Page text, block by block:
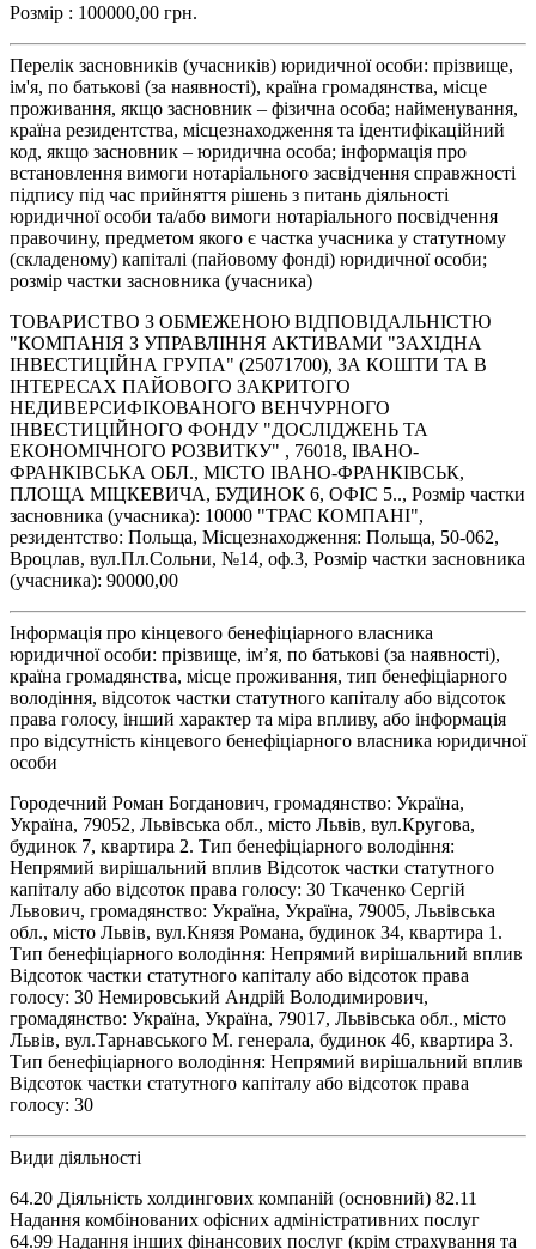
Розмір : 100000,00 грн.
Перелік засновників (учасників) юридичної особи: прізвище,
ім'я, по батькові (за наявності), країна громадянства, місце
проживання, якщо засновник – фізична особа; найменування,
країна резидентства, місцезнаходження та ідентифікаційний
код, якщо засновник – юридична особа; інформація про
встановлення вимоги нотаріального засвідчення справжності
підпису під час прийняття рішень з питань діяльності
юридичної особи та/або вимоги нотаріального посвідчення
правочину, предметом якого є частка учасника у статутному
(складеному) капіталі (пайовому фонді) юридичної особи;
розмір частки засновника (учасника)
ТОВАРИСТВО З ОБМЕЖЕНОЮ ВІДПОВІДАЛЬНІСТЮ
"КОМПАНІЯ З УПРАВЛІННЯ АКТИВАМИ "ЗАХІДНА
ІНВЕСТИЦІЙНА ГРУПА" (25071700), ЗА КОШТИ ТА В
ІНТЕРЕСАХ ПАЙОВОГО ЗАКРИТОГО
НЕДИВЕРСИФІКОВАНОГО ВЕНЧУРНОГО
ІНВЕСТИЦІЙНОГО ФОНДУ "ДОСЛІДЖЕНЬ ТА
ЕКОНОМІЧНОГО РОЗВИТКУ" , 76018, ІВАНО-
ФРАНКІВСЬКА ОБЛ., МІСТО ІВАНО-ФРАНКІВСЬК,
ПЛОЩА МІЦКЕВИЧА, БУДИНОК 6, ОФІС 5.., Розмір частки
засновника (учасника): 10000 "ТРАС КОМПАНІ",
резидентство: Польща, Місцезнаходження: Польща, 50-062,
Вроцлав, вул.Пл.Сольни, №14, оф.3, Розмір частки засновника
(учасника): 90000,00
Інформація про кінцевого бенефіціарного власника
юридичної особи: прізвище, ім’я, по батькові (за наявності),
країна громадянства, місце проживання, тип бенефіціарного
володіння, відсоток частки статутного капіталу або відсоток
права голосу, інший характер та міра впливу, або інформація
про відсутність кінцевого бенефіціарного власника юридичної
особи
Городечний Роман Богданович, громадянство: Україна,
Україна, 79052, Львівська обл., місто Львів, вул.Кругова,
будинок 7, квартира 2. Тип бенефіціарного володіння:
Непрямий вирішальний вплив Відсоток частки статутного
капіталу або відсоток права голосу: 30 Ткаченко Сергій
Львович, громадянство: Україна, Україна, 79005, Львівська
обл., місто Львів, вул.Князя Романа, будинок 34, квартира 1.
Тип бенефіціарного володіння: Непрямий вирішальний вплив
Відсоток частки статутного капіталу або відсоток права
голосу: 30 Немировський Андрій Володимирович,
громадянство: Україна, Україна, 79017, Львівська обл., місто
Львів, вул.Тарнавського М. генерала, будинок 46, квартира 3.
Тип бенефіціарного володіння: Непрямий вирішальний вплив
Відсоток частки статутного капіталу або відсоток права
голосу: 30
Види діяльності
64.20 Діяльність холдингових компаній (основний) 82.11
Надання комбінованих офісних адміністративних послуг
64.99 Надання інших фінансових послуг (крім страхування та